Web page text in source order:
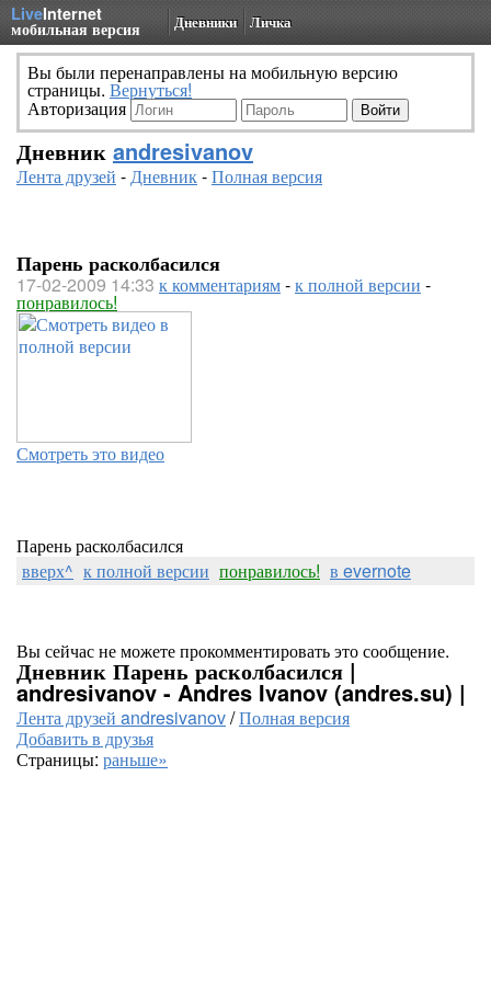
LiveInternet
мобильная версия Дневники Личка
Вы были перенаправлены на мобильную версию
страницы. Вернуться!
Авторизация
Дневник andresivanov
Лента друзей -Дневник-Полная версия
Парень расколбасился
17-02-2009 14:33 к комментариям-к полной версии -
понравилось!
Смотреть это видео
Парень расколбасился
вверх^ к полной версии понравилось! в evernote
Вы сейчас не можете прокомментировать это сообщение.
Дневник Парень расколбасился |
andresivanov - Andres Ivanov (andres.su) |
Лента друзей andresivanov/Полная версия
Добавить в друзья
Страницы: раньше»